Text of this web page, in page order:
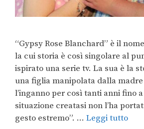
“Gypsy Rose Blanchard” è il
la cui storia è così singolare al
ispirato una serie tv. La sua è la
una figlia manipolata dalla
l’inganno per così tanti anni fino
situazione creatasi non l’ha
gesto estremo”. … Leggi tutto